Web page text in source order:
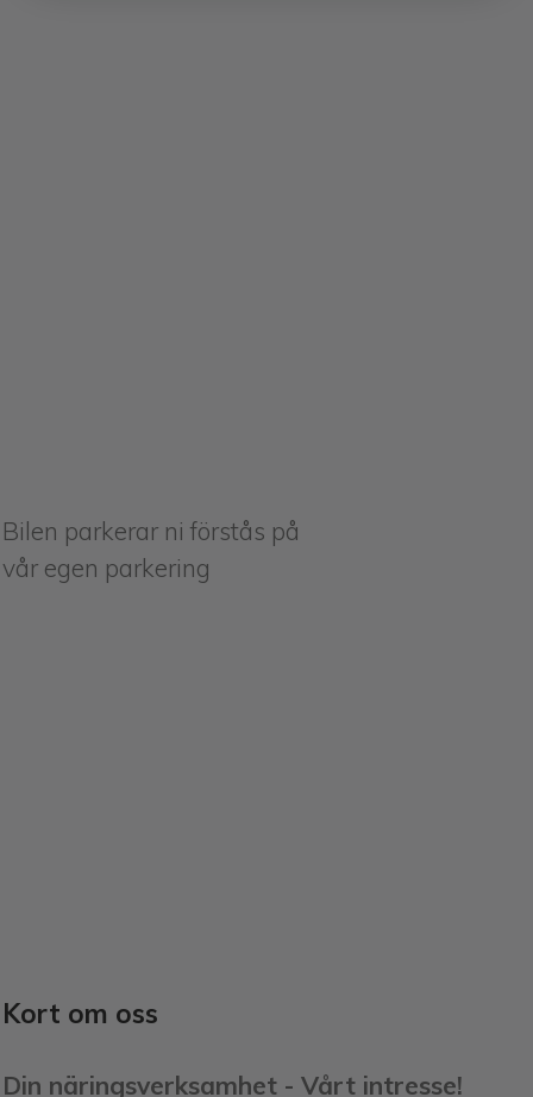
Bilen parkerar ni förstås på
vår egen parkering
Kort om oss
Din näringsverksamhet - Vårt intresse!